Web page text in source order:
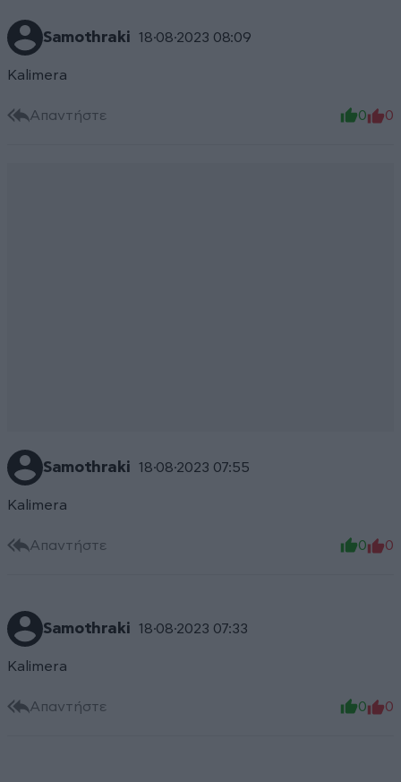
Samothraki 18·08·2023 08:09
Kalimera
Απαντήστε 0 0
Samothraki 18·08·2023 07:55
Kalimera
Απαντήστε 0 0
Samothraki 18·08·2023 07:33
Kalimera
Απαντήστε 0 0